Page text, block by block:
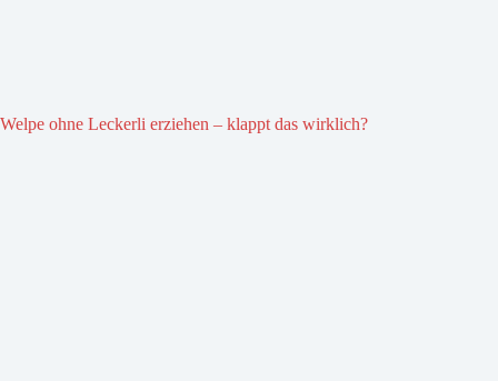
Welpe ohne Leckerli erziehen – klappt das wirklich?